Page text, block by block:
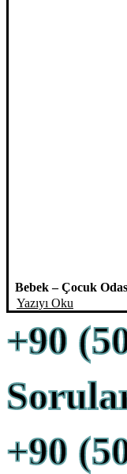
Bebek – Çocuk
Yazıyı Oku
+90
+90